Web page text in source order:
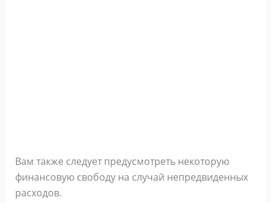
Вам также следует предусмотреть некоторую
финансовую свободу на случай непредвиденных
расходов.